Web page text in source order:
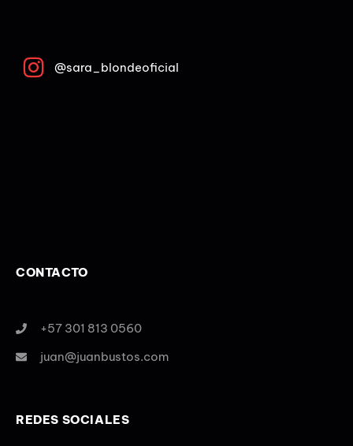
@sara_blondeoficial
CONTACTO
+57 301 813 0560
juan@juanbustos.com
REDES SOCIALES